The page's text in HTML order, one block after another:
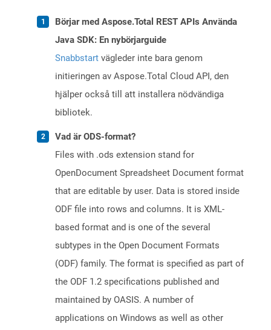
Börjar med Aspose.Total REST APIs Använda
Java SDK: En nybörjarguide
Snabbstart vägleder inte bara genom
initieringen av Aspose.Total Cloud API, den
hjälper också till att installera nödvändiga
bibliotek.
Vad är ODS-format?
Files with .ods extension stand for
OpenDocument Spreadsheet Document format
that are editable by user. Data is stored inside
ODF file into rows and columns. It is XML-
based format and is one of the several
subtypes in the Open Document Formats
(ODF) family. The format is specified as part of
the ODF 1.2 specifications published and
maintained by OASIS. A number of
applications on Windows as well as other